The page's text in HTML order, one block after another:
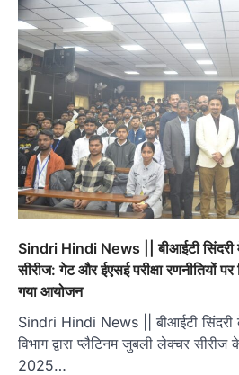
Sindri Hindi News || बीआईटी सिंदरी
सीरीज: गेट और ईएसई परीक्षा रणनीतियों पर
गया आयोजन
Sindri Hindi News || बीआईटी
विभाग द्वारा प्लैटिनम जुबली लेक्चर
2025…